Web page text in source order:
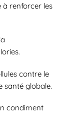
à renforcer les
contre le
santé globale.
condiment